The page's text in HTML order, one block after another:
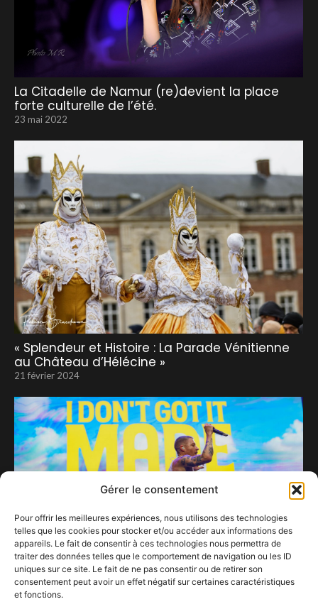
Gérer le consentement
Pour offrir les meilleures expériences, nous utilisons des technologies
telles que les cookies pour stocker et/ou accéder aux informations des
appareils. Le fait de consentir à ces technologies nous permettra de
traiter des données telles que le comportement de navigation ou les ID
uniques sur ce site. Le fait de ne pas consentir ou de retirer son
consentement peut avoir un effet négatif sur certaines caractéristiques
et fonctions.
La Citadelle de Namur (re)devient la place
forte culturelle de l’été.
23 mai 2022
« Splendeur et Histoire : La Parade Vénitienne
au Château d’Hélécine »
21 février 2024